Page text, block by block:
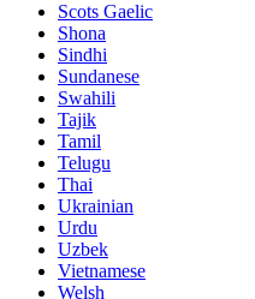
Scots Gaelic
Shona
Sindhi
Sundanese
Swahili
Tajik
Tamil
Telugu
Thai
Ukrainian
Urdu
Uzbek
Vietnamese
Welsh